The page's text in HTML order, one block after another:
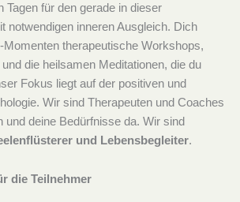
Tagen für den gerade in dieser
notwendigen inneren Ausgleich. Dich
Momenten therapeutische Workshops,
die heilsamen Meditationen, die du
Fokus liegt auf der positiven und
Wir sind Therapeuten und Coaches
und deine Bedürfnisse da. Wir sind
und Lebensbegleiter.
die Teilnehmer